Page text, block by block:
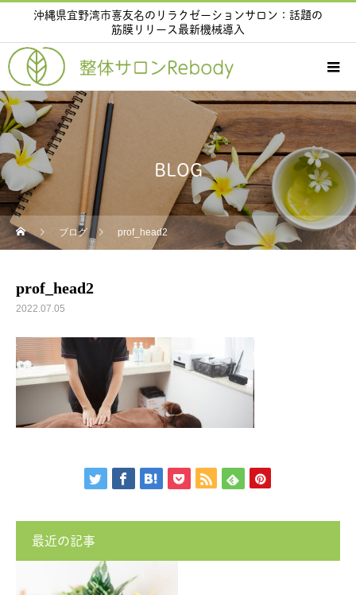
沖縄県宜野湾市喜友名のリラクゼーションサロン：話題の
筋膜リリース最新機械導入
BLOG
ブログ prof_head2
prof_head2
2022.07.05
最近の記事